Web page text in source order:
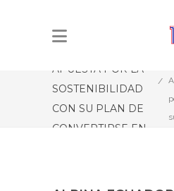
APUESTA POR LA
SOSTENIBILIDAD
CON SU PLAN DE
CONVERTIRSE EN